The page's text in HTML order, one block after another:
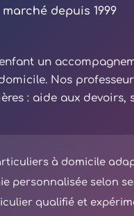
depuis 1999
un
Nos
: aide aux devoirs,
à domicile
personnalisée selon
qualifié et